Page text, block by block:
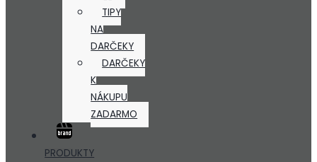
TIPY
NA
DARČEKY
DARČEKY
K
NÁKUPU
ZADARMO
PRODUKTY